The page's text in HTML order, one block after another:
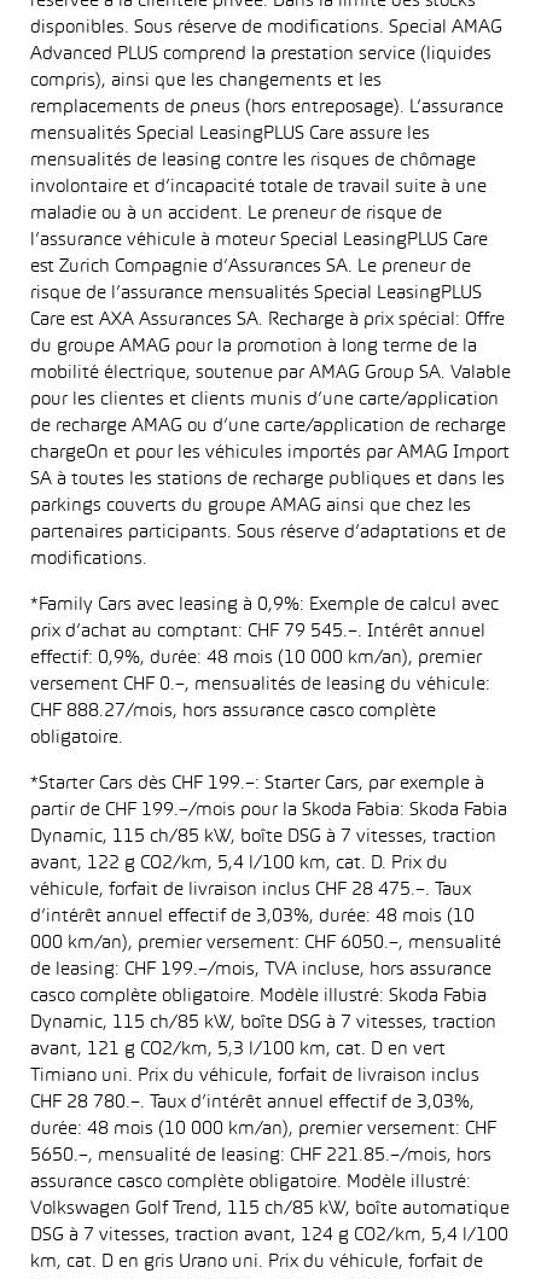
disponibles. Sous réserve de modifications. Special AMAG
Advanced PLUS comprend la prestation service (liquides
compris), ainsi que les changements et les
remplacements de pneus (hors entreposage). L’assurance
mensualités Special LeasingPLUS Care assure les
mensualités de leasing contre les risques de chômage
involontaire et d’incapacité totale de travail suite à une
maladie ou à un accident. Le preneur de risque de
l’assurance véhicule à moteur Special LeasingPLUS Care
est Zurich Compagnie d’Assurances SA. Le preneur de
risque de l’assurance mensualités Special LeasingPLUS
Care est AXA Assurances SA. Recharge à prix spécial: Offre
du groupe AMAG pour la promotion à long terme de la
mobilité électrique, soutenue par AMAG Group SA. Valable
pour les clientes et clients munis d’une carte/application
de recharge AMAG ou d’une carte/application de recharge
chargeOn et pour les véhicules importés par AMAG Import
SA à toutes les stations de recharge publiques et dans les
parkings couverts du groupe AMAG ainsi que chez les
partenaires participants. Sous réserve d’adaptations et de
modifications.
*Family Cars avec leasing à 0,9%: Exemple de calcul avec
prix d’achat au comptant: CHF 79 545.–. Intérêt annuel
effectif: 0,9%, durée: 48 mois (10 000 km/an), premier
versement CHF 0.–, mensualités de leasing du véhicule:
CHF 888.27/mois, hors assurance casco complète
obligatoire.
*Starter Cars dès CHF 199.–: Starter Cars, par exemple à
partir de CHF 199.–/mois pour la Skoda Fabia: Skoda Fabia
Dynamic, 115 ch/85 kW, boîte DSG à 7 vitesses, traction
avant, 122 g CO2/km, 5,4 l/100 km, cat. D. Prix du
véhicule, forfait de livraison inclus CHF 28 475.–. Taux
d’intérêt annuel effectif de 3,03%, durée: 48 mois (10
000 km/an), premier versement: CHF 6050.–, mensualité
de leasing: CHF 199.–/mois, TVA incluse, hors assurance
casco complète obligatoire. Modèle illustré: Skoda Fabia
Dynamic, 115 ch/85 kW, boîte DSG à 7 vitesses, traction
avant, 121 g CO2/km, 5,3 l/100 km, cat. D en vert
Timiano uni. Prix du véhicule, forfait de livraison inclus
CHF 28 780.–. Taux d’intérêt annuel effectif de 3,03%,
durée: 48 mois (10 000 km/an), premier versement: CHF
5650.–, mensualité de leasing: CHF 221.85.–/mois, hors
assurance casco complète obligatoire. Modèle illustré:
Volkswagen Golf Trend, 115 ch/85 kW, boîte automatique
DSG à 7 vitesses, traction avant, 124 g CO2/km, 5,4 l/100
km, cat. D en gris Urano uni. Prix du véhicule, forfait de